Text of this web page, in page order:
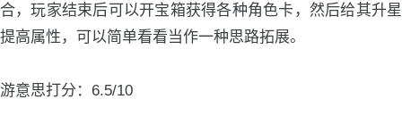
合，玩家结束后可以开宝箱获得各种角色卡，然后给其升星
提高属性，可以简单看看当作一种思路拓展。
游意思打分：6.5/10